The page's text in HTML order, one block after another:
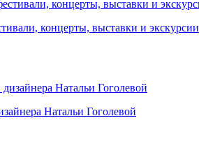
концерты, выставки и экскурсии
Натальи Гоголевой